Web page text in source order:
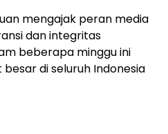
mengajak peran media
dan integritas
beberapa minggu ini
di seluruh Indonesia